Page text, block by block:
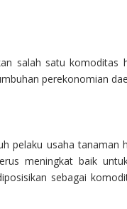
salah satu
perekonomian
pelaku usaha tanaman
meningkat baik
sebagai